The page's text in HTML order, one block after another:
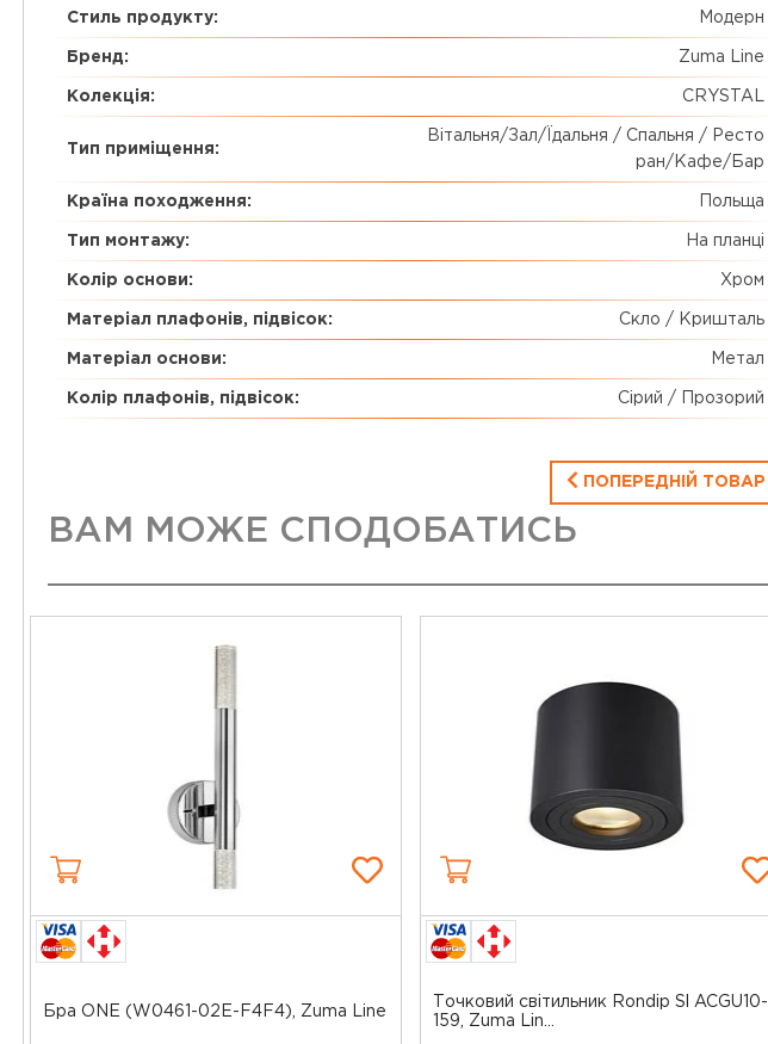
Стиль продукту: Модерн
Бренд: Zuma Line
Колекція: CRYSTAL
Тип приміщення:
Вітальня/Зал/Їдальня / Спальня / Ресто
ран/Кафе/Бар
Країна походження: Польща
Тип монтажу: На планці
Колір основи: Хром
Матеріал плафонів, підвісок: Скло / Кришталь
Матеріал основи: Метал
Колір плафонів, підвісок: Сірий / Прозорий
ПОПЕРЕДНІЙ ТОВАР
ВАМ МОЖЕ СПОДОБАТИСЬ
Бра ONE (W0461-02E-F4F4), Zuma Line
Точковий світильник Rondip Sl ACGU10-
159, Zuma Lin...